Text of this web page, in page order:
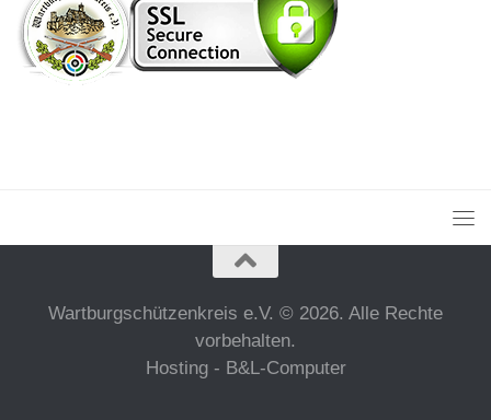
Wartburgschützenkreis e.V. © 2026. Alle Rechte
vorbehalten.
Hosting - B&L-Computer